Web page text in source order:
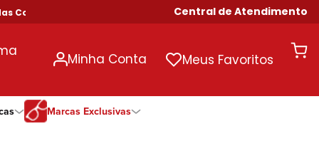
Acima de R$ 699! Central de Atendimento
Minha Conta Meus Favoritos
Marcas Exclusivas